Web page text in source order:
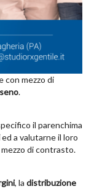
con mezzo di
seno.
il parenchima
ed a valutarne il loro
di contrasto.
, la distribuzione